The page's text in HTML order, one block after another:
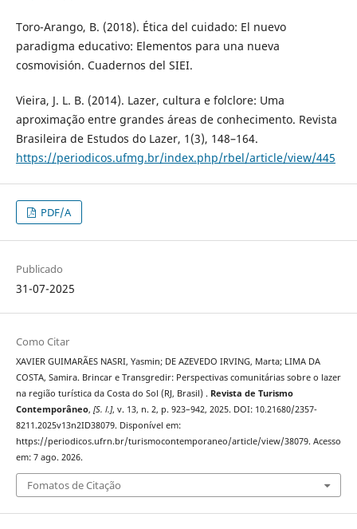
Toro-Arango, B. (2018). Ética del cuidado: El nuevo
paradigma educativo: Elementos para una nueva
cosmovisión. Cuadernos del SIEI.
Vieira, J. L. B. (2014). Lazer, cultura e folclore: Uma
aproximação entre grandes áreas de conhecimento. Revista
Brasileira de Estudos do Lazer, 1(3), 148–164.
https://periodicos.ufmg.br/index.php/rbel/article/view/445
PDF/A
Publicado
31-07-2025
Como Citar
XAVIER GUIMARÃES NASRI, Yasmin; DE AZEVEDO IRVING, Marta; LIMA DA
COSTA, Samira. Brincar e Transgredir: Perspectivas comunitárias sobre o lazer
na região turística da Costa do Sol (RJ, Brasil) . Revista de Turismo
Contemporâneo, [S. l.], v. 13, n. 2, p. 923–942, 2025. DOI: 10.21680/2357-
8211.2025v13n2ID38079. Disponível em:
https://periodicos.ufrn.br/turismocontemporaneo/article/view/38079. Acesso
em: 7 ago. 2026.
Fomatos de Citação